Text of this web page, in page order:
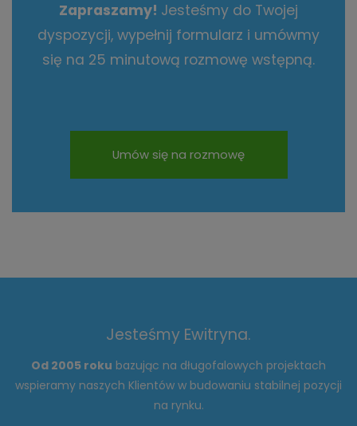
Zapraszamy! Jesteśmy do Twojej
dyspozycji, wypełnij formularz i umówmy
się na 25 minutową rozmowę wstępną.
Umów się na rozmowę
Jesteśmy Ewitryna.
Od 2005 roku bazując na długofalowych projektach
wspieramy naszych Klientów w budowaniu stabilnej pozycji
na rynku.